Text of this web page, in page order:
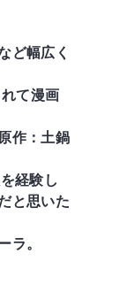
ど幅広く
て漫画
作：土鍋
経験し
と思いた
ラ。